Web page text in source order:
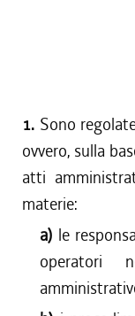
1. Sono
ovvero, sulla
atti
materie:
a) le
operatori